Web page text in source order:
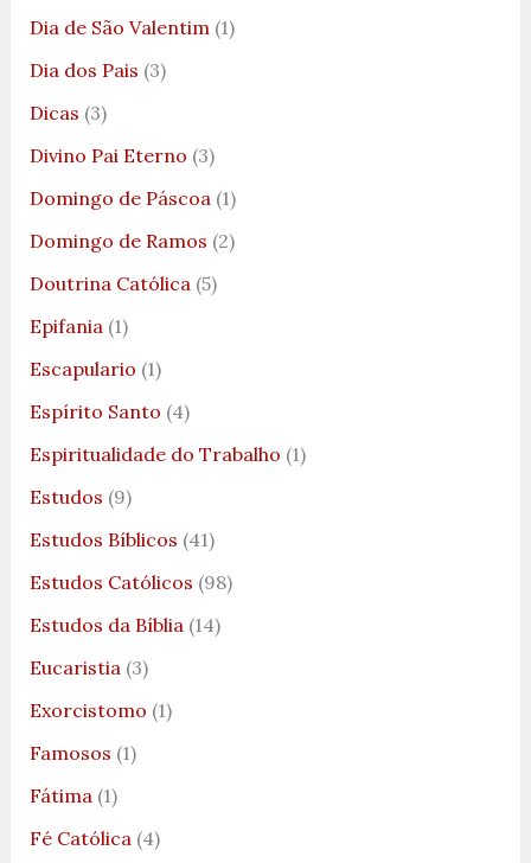
Dia de São Valentim (1)
Dia dos Pais (3)
Dicas (3)
Divino Pai Eterno (3)
Domingo de Páscoa (1)
Domingo de Ramos (2)
Doutrina Católica (5)
Epifania (1)
Escapulario (1)
Espírito Santo (4)
Espiritualidade do Trabalho (1)
Estudos (9)
Estudos Bíblicos (41)
Estudos Católicos (98)
Estudos da Bíblia (14)
Eucaristia (3)
Exorcistomo (1)
Famosos (1)
Fátima (1)
Fé Católica (4)